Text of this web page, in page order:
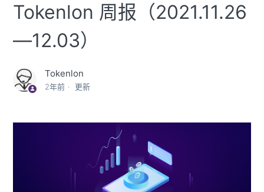
Tokenlon 周报（2021.11.26
—12.03）
Tokenlon
2年前 更新